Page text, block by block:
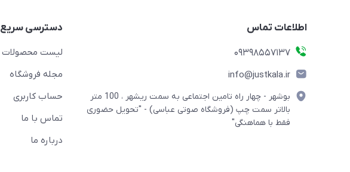
اطلاعات تماس
09398557137
info@justkala.ir
بوشهر - چهار راه تامین اجتماعی به سمت ریشهر ، 100 متر
بالاتر سمت چپ (فروشگاه صوتی عباسی) - "تحویل حضوری
فقط با هماهنگی"
دسترسی سریع
لیست محصولات
مجله فروشگاه
حساب کاربری
تماس با ما
درباره ما